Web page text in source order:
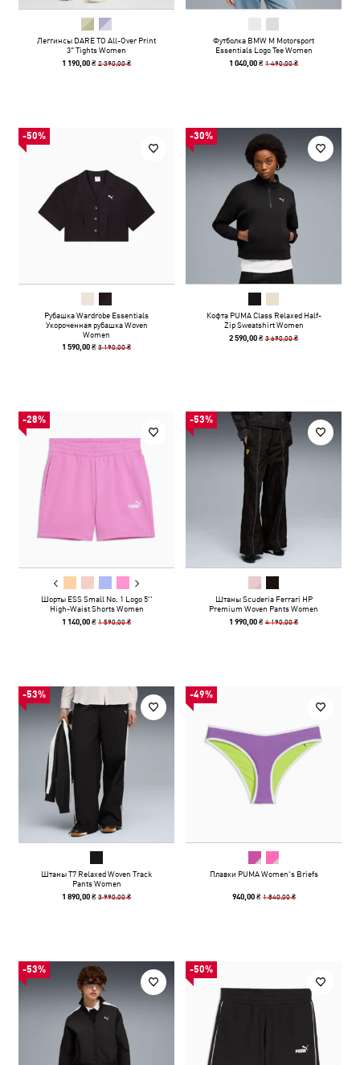
Леггинсы DARE TO All-Over Print
3" Tights Women
1 190,00 ₴2 390,00 ₴
Футболка BMW M Motorsport
Essentials Logo Tee Women
1 040,00 ₴1 490,00 ₴
-50%
Рубашка Wardrobe Essentials
Укороченная рубашка Woven
Women
1 590,00 ₴3 190,00 ₴
-30%
Кофта PUMA Class Relaxed Half-
Zip Sweatshirt Women
2 590,00 ₴3 690,00 ₴
-28%
Шорты ESS Small No. 1 Logo 5''
High-Waist Shorts Women
1 140,00 ₴1 590,00 ₴
-53%
Штаны Scuderia Ferrari HP
Premium Woven Pants Women
1 990,00 ₴4 190,00 ₴
-53%
Штаны T7 Relaxed Woven Track
Pants Women
1 890,00 ₴3 990,00 ₴
-49%
Плавки PUMA Women's Briefs
940,00 ₴ 1 840,00 ₴
-53% -50%